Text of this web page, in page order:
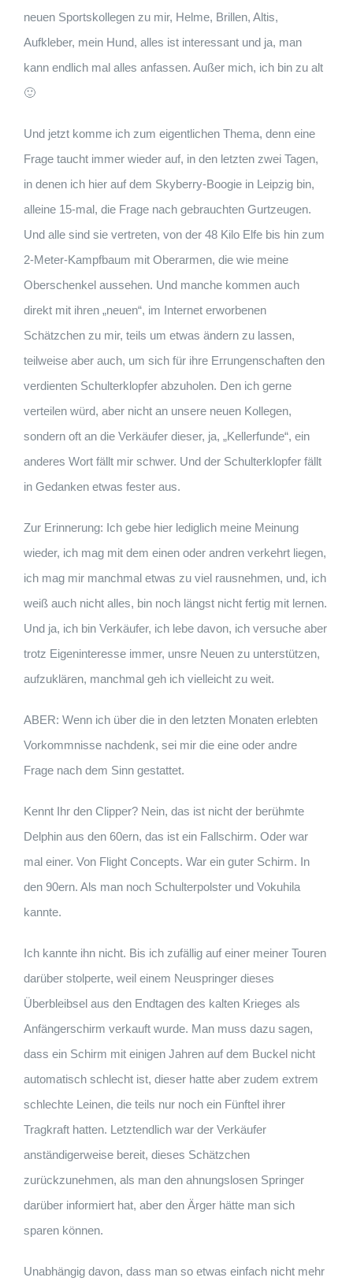
neuen Sportskollegen zu mir, Helme, Brillen, Altis,
Aufkleber, mein Hund, alles ist interessant und ja, man
kann endlich mal alles anfassen. Außer mich, ich bin zu alt
🙂
Und jetzt komme ich zum eigentlichen Thema, denn eine
Frage taucht immer wieder auf, in den letzten zwei Tagen,
in denen ich hier auf dem Skyberry-Boogie in Leipzig bin,
alleine 15-mal, die Frage nach gebrauchten Gurtzeugen.
Und alle sind sie vertreten, von der 48 Kilo Elfe bis hin zum
2-Meter-Kampfbaum mit Oberarmen, die wie meine
Oberschenkel aussehen. Und manche kommen auch
direkt mit ihren „neuen“, im Internet erworbenen
Schätzchen zu mir, teils um etwas ändern zu lassen,
teilweise aber auch, um sich für ihre Errungenschaften den
verdienten Schulterklopfer abzuholen. Den ich gerne
verteilen würd, aber nicht an unsere neuen Kollegen,
sondern oft an die Verkäufer dieser, ja, „Kellerfunde“, ein
anderes Wort fällt mir schwer. Und der Schulterklopfer fällt
in Gedanken etwas fester aus.
Zur Erinnerung: Ich gebe hier lediglich meine Meinung
wieder, ich mag mit dem einen oder andren verkehrt liegen,
ich mag mir manchmal etwas zu viel rausnehmen, und, ich
weiß auch nicht alles, bin noch längst nicht fertig mit lernen.
Und ja, ich bin Verkäufer, ich lebe davon, ich versuche aber
trotz Eigeninteresse immer, unsre Neuen zu unterstützen,
aufzuklären, manchmal geh ich vielleicht zu weit.
ABER: Wenn ich über die in den letzten Monaten erlebten
Vorkommnisse nachdenk, sei mir die eine oder andre
Frage nach dem Sinn gestattet.
Kennt Ihr den Clipper? Nein, das ist nicht der berühmte
Delphin aus den 60ern, das ist ein Fallschirm. Oder war
mal einer. Von Flight Concepts. War ein guter Schirm. In
den 90ern. Als man noch Schulterpolster und Vokuhila
kannte.
Ich kannte ihn nicht. Bis ich zufällig auf einer meiner Touren
darüber stolperte, weil einem Neuspringer dieses
Überbleibsel aus den Endtagen des kalten Krieges als
Anfängerschirm verkauft wurde. Man muss dazu sagen,
dass ein Schirm mit einigen Jahren auf dem Buckel nicht
automatisch schlecht ist, dieser hatte aber zudem extrem
schlechte Leinen, die teils nur noch ein Fünftel ihrer
Tragkraft hatten. Letztendlich war der Verkäufer
anständigerweise bereit, dieses Schätzchen
zurückzunehmen, als man den ahnungslosen Springer
darüber informiert hat, aber den Ärger hätte man sich
sparen können.
Unabhängig davon, dass man so etwas einfach nicht mehr